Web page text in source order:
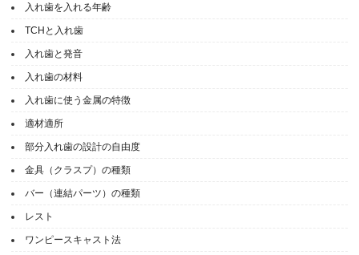
入れ歯を入れる年齢
TCHと入れ歯
入れ歯と発音
入れ歯の材料
入れ歯に使う金属の特徴
適材適所
部分入れ歯の設計の自由度
金具（クラスプ）の種類
バー（連結パーツ）の種類
レスト
ワンピースキャスト法